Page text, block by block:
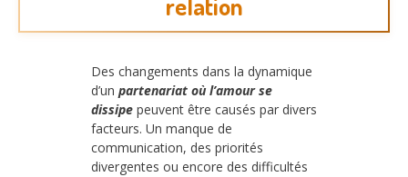
relation
Des changements dans la dynamique
d’un partenariat où l’amour se
dissipe peuvent être causés par divers
facteurs. Un manque de
communication, des priorités
divergentes ou encore des difficultés